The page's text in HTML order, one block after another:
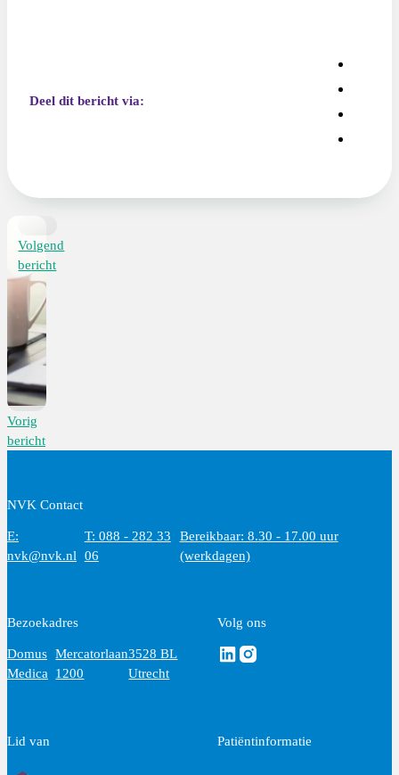
Deel dit bericht via:
Vorig
bericht
Volgend
bericht
NVK Contact
E:
nvk@nvk.nl
T: 088 - 282 33
06
Bereikbaar: 8.30 - 17.00 uur
(werkdagen)
Bezoekadres
Domus
Medica
Mercatorlaan
1200
3528 BL
Utrecht
Volg ons
Volg ons via Linkedin
Volg ons via Instagram
Lid van Patiëntinformatie